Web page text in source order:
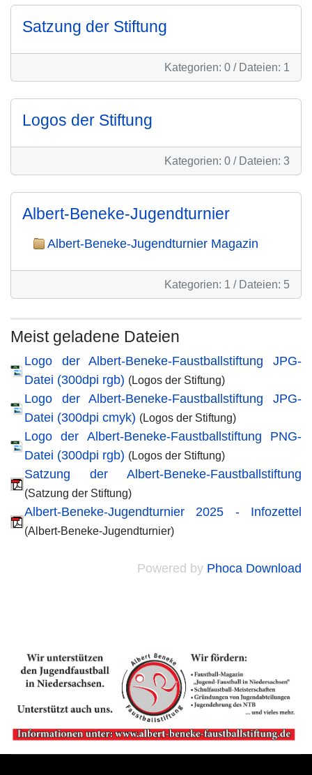
Satzung der Stiftung
Kategorien: 0 / Dateien: 1
Logos der Stiftung
Kategorien: 0 / Dateien: 3
Albert-Beneke-Jugendturnier
Albert-Beneke-Jugendturnier Magazin
Kategorien: 1 / Dateien: 5
Meist geladene Dateien
Logo der Albert-Beneke-Faustballstiftung JPG-
Datei (300dpi rgb) (Logos der Stiftung)
Logo der Albert-Beneke-Faustballstiftung JPG-
Datei (300dpi cmyk) (Logos der Stiftung)
Logo der Albert-Beneke-Faustballstiftung PNG-
Datei (300dpi rgb) (Logos der Stiftung)
Satzung der Albert-Beneke-Faustballstiftung
(Satzung der Stiftung)
Albert-Beneke-Jugendturnier 2025 - Infozettel
(Albert-Beneke-Jugendturnier)
Powered by Phoca Download